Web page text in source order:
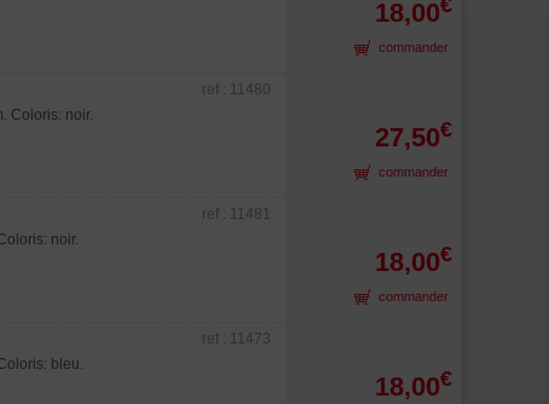
18,00
commander
ref : 11480
Coloris: noir.
27,50€
commander
ref : 11481
noir.
18,00€
commander
ref : 11473
bleu.
18,00€